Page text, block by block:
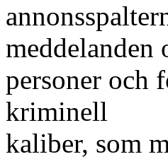
meddelanden
personer och
kriminell
kaliber, som